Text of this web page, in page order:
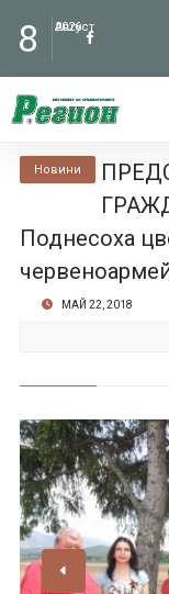
8 Август
2026
Новини
Поднесоха
МАЙ 22, 2018